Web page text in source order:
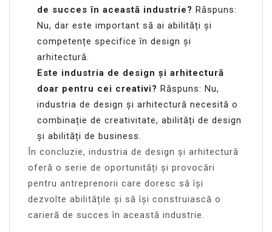
de succes în această industrie? Răspuns:
Nu, dar este important să ai abilități și
competențe specifice în design și
arhitectură.
Este industria de design și arhitectură
doar pentru cei creativi? Răspuns: Nu,
industria de design și arhitectură necesită o
combinație de creativitate, abilități de design
și abilități de business.
În concluzie, industria de design și arhitectură
oferă o serie de oportunități și provocări
pentru antreprenorii care doresc să își
dezvolte abilitățile și să își construiască o
carieră de succes în această industrie.